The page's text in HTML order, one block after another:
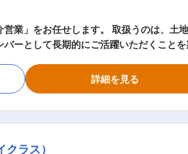
の経験を活かして販路拡大を中心に営業スキ
営業」をお任せします。 取扱うのは、
長期的にご活躍いただくことを期待しています
など、８つの評価項目のうち全ての項目
まと「買いたい」お客さま、双方に喜
詳細を見る
ラス）